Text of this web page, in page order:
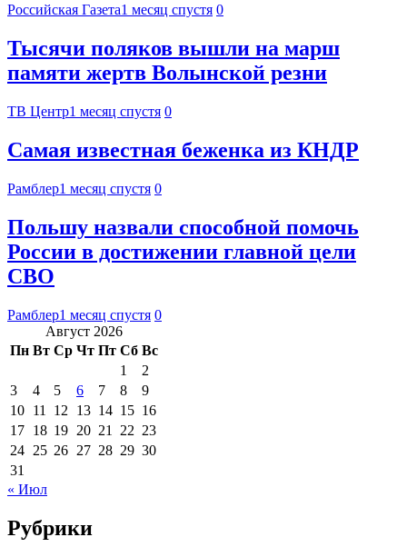
Российская Газета1 месяц спустя 0
Тысячи поляков вышли на марш
памяти жертв Волынской резни
ТВ Центр1 месяц спустя 0
Самая известная беженка из КНДР
Рамблер1 месяц спустя 0
Польшу назвали способной помочь
России в достижении главной цели
СВО
Рамблер1 месяц спустя 0
Август 2026
Пн Вт Ср Чт Пт Сб Вс
1
2
3
4 5 6 7 8
9
10 11 12 13 14 15 16
17 18 19 20 21 22 23
24 25 26 27 28 29 30
31
« Июл
Рубрики